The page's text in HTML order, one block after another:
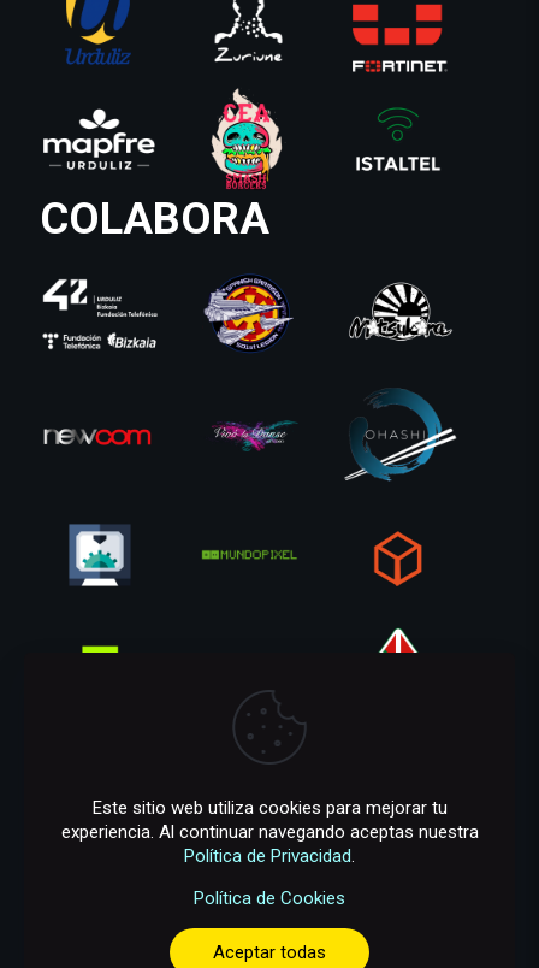
COLABORA
Este sitio web utiliza cookies para mejorar tu
experiencia. Al continuar navegando aceptas nuestra
Política de Privacidad.
Política de Cookies
Aceptar todas